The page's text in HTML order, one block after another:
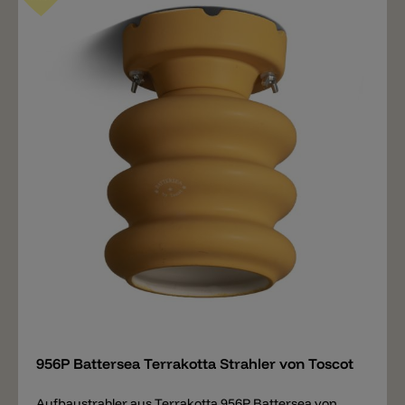
Glühbirnen die bei der Leuchte nicht inklusive sind.
Jeder Kunde kann somit selbst entscheiden ob er die
Hängeleuchte mit großen oder kleinen Kugeln
ausstattet, mit transparenten oder weißen
Glühbirnen, mit Glühbirnen die einen verspiegelten
Kopf haben oder Glühbirnen mit ganz speziellen
Formen. Der Effekt der Hängeleuchte ändert sich je
nachdem welches Leuchtmittel in die Leuchte
geschraubt wird. Wichtige Notiz: Online finden Sie
nur eine kleine Auswahl an Farben. Alle anderen
Farben sind auf Anfrage erhältlich und bestellbar.
956P Battersea Terrakotta Strahler von Toscot